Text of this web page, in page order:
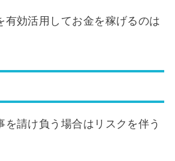
有効活用してお金を稼げるのは
を請け負う場合はリスクを伴う